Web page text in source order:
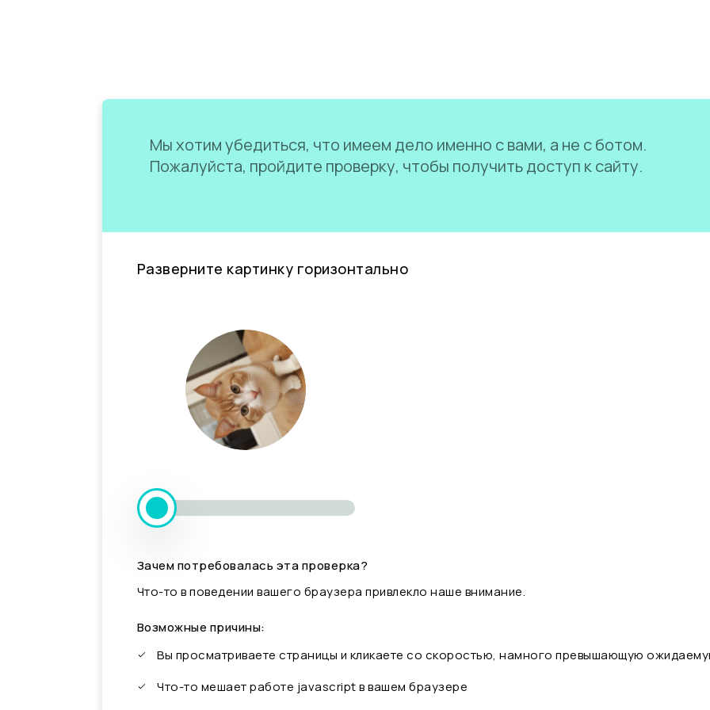
Мы хотим убедиться, что имеем дело именно с вами, а не с ботом.
Пожалуйста, пройдите проверку, чтобы получить доступ к сайту.
Разверните картинку горизонтально
Зачем потребовалась эта проверка?
Что-то в поведении вашего браузера привлекло наше внимание.
Возможные причины:
Вы просматриваете страницы и кликаете со скоростью, намного превышающую
Что-то мешает работе javascript в вашем браузере